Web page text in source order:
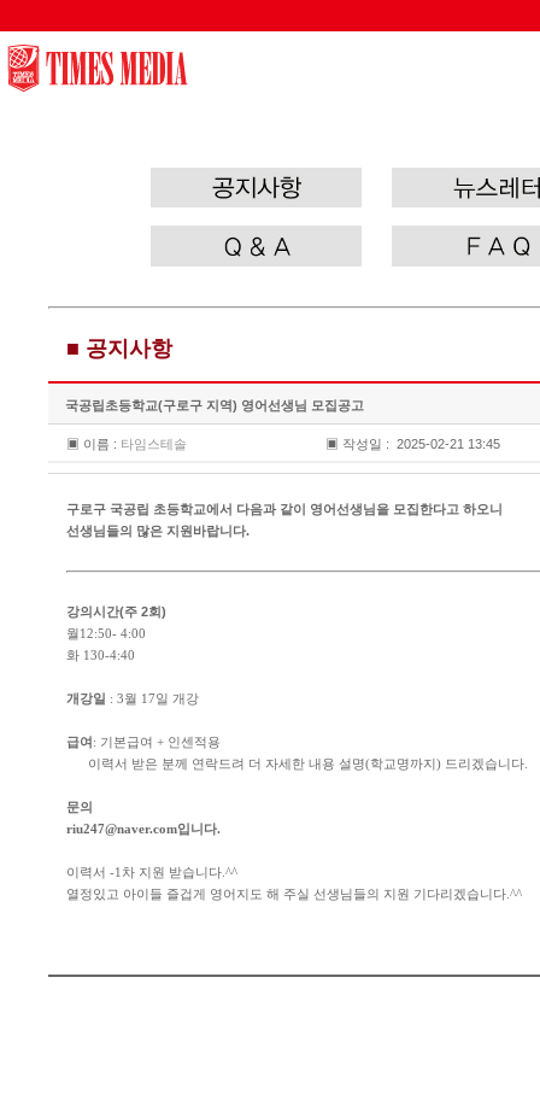
■ 공지사항
국공립초등학교(구로구 지역) 영어선생님 모집공고
▣ 이름 : 타임스테솔 ▣ 작성일 : 2025-02-21 13:45
구로구 국공립 초등학교에서 다음과 같이 영어선생님을 모집한다고 하오니
선생님들의 많은 지원바랍니다.
강의시간(주 2회)
월12:50- 4:00
화 130-4:40
개강일 : 3월 17일 개강
급여: 기본급여 + 인센적용
이력서 받은 분께 연락드려 더 자세한 내용 설명(학교명까지) 드리겠습니다.
문의
riu247@naver.com입니다.
이력서 -1차 지원 받습니다.^^
열정있고 아이들 즐겁게 영어지도 해 주실 선생님들의 지원 기다리겠습니다.^^